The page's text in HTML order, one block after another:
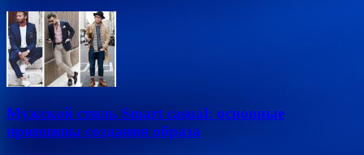
Мужской стиль Smart casual: основные
принципы создания образа